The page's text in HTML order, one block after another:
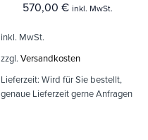
570,00 € inkl. MwSt.
inkl. MwSt.
zzgl. Versandkosten
Lieferzeit: Wird für Sie bestellt,
genaue Lieferzeit gerne Anfragen